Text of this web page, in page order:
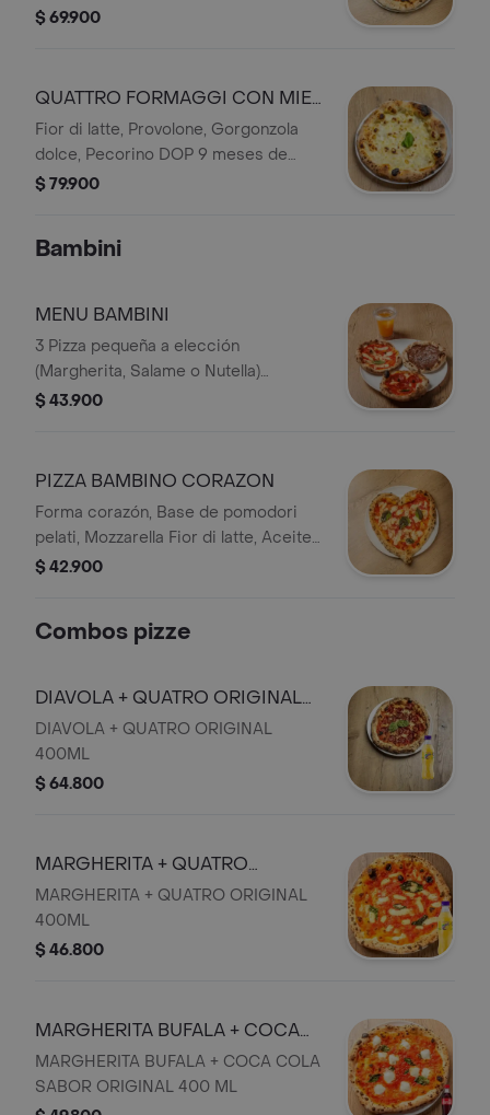
queso taleggio, hojas frescas de
$ 69.900
QUATTRO FORMAGGI CON MIEL
DE TRUFA
Fior di latte, Provolone, Gorgonzola
dolce, Pecorino DOP 9 meses de
maduración, miel al tartufo.
$ 79.900
Bambini
MENU BAMBINI
3 Pizza pequeña a elección
(Margherita, Salame o Nutella)
acompañada de jugo de mandarina.
ellos.
$ 43.900
PIZZA BAMBINO CORAZON
Forma corazón, Base de pomodori
pelati, Mozzarella Fior di latte, Aceite
de Oliva extra virgen y albahaca
$ 42.900
Combos pizze
DIAVOLA + QUATRO ORIGINAL
400ML
DIAVOLA + QUATRO ORIGINAL
400ML
$ 64.800
MARGHERITA + QUATRO
ORIGINAL 400ML
MARGHERITA + QUATRO ORIGINAL
400ML
$ 46.800
MARGHERITA BUFALA + COCA
COLA SABOR ORIGINAL 400 ML
MARGHERITA BUFALA + COCA COLA
SABOR ORIGINAL 400 ML